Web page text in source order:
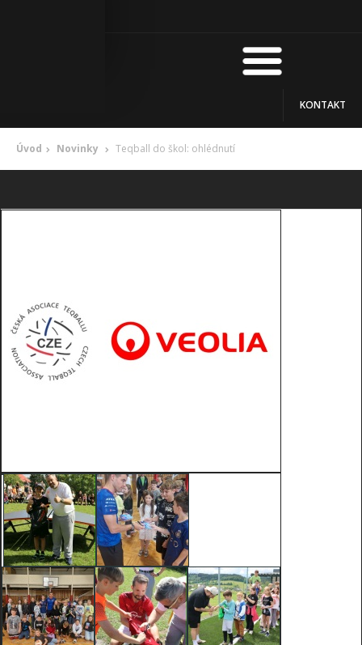
KONTAKT
Úvod Novinky Teqball do škol: ohlédnutí